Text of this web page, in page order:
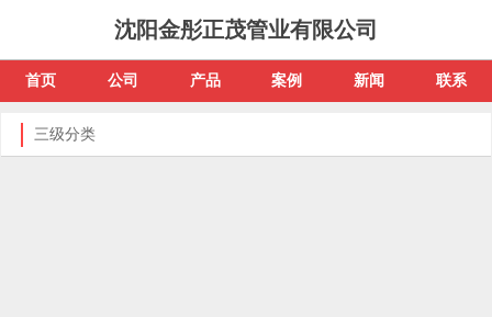
沈阳金彤正茂管业有限公司
首页 公司 产品 案例 新闻 联系
三级分类